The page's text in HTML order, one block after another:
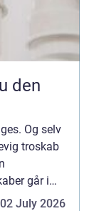
Og selv
troskab
går i
02 July 2026